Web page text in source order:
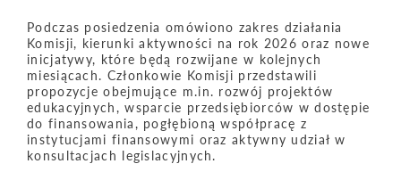
Podczas posiedzenia omówiono zakres działania
Komisji, kierunki aktywności na rok 2026 oraz nowe
inicjatywy, które będą rozwijane w kolejnych
miesiącach. Członkowie Komisji przedstawili
propozycje obejmujące m.in. rozwój projektów
edukacyjnych, wsparcie przedsiębiorców w dostępie
do finansowania, pogłębioną współpracę z
instytucjami finansowymi oraz aktywny udział w
konsultacjach legislacyjnych.